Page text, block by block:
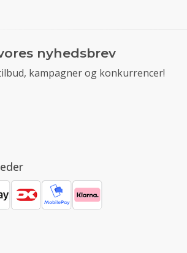
nyhedsbrev
kampagner og konkurrencer!